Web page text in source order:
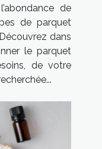
de
de parquet
dans
le parquet
de votre